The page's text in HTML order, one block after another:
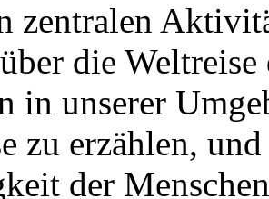
zentralen
die
in unserer
zu erzählen,
der